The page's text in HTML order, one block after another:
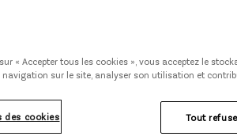
SUCRÉ CATALOGUE
« Accepter tous les cookies », vous acceptez le
sur le site, analyser son utilisation et
des cookies Tout